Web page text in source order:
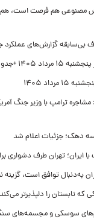
مصنوعی هم فرصت است، هم
۱۴۰۵ +جدول
۱۴۰۵
ترامپ با وزیر جنگ
سه دهک؛ جزئیات اعلام شد
ایران؛ تهران طرف دشواری
به‌دنبال توافق است،
تابستان را دلپذیرتر می‌کند
سوسکی و مجسمه‌های